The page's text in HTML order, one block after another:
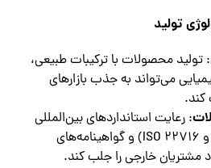
تولید
: تولید محصولات با ترکیبات طبیعی،
می‌تواند به جذب بازارهای
: رعایت استانداردهای بین‌المللی
(مانند ISO 9001، GMP، و ISO 22716) و گواهینامه‌های
مشتریان خارجی را جلب کند.